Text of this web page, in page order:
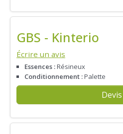
GBS - Kinterio
Écrire un avis
Essences :Résineux
Conditionnement :Palette
Devis